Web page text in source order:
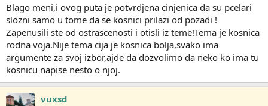
Blago meni,i ovog puta je potvrdjena cinjenica da su pcelari
slozni samo u tome da se kosnici prilazi od pozadi !
Zapenusili ste od ostrascenosti i otisli iz teme!Tema je kosnica
rodna voja.Nije tema cija je kosnica bolja,svako ima
argumente za svoj izbor,ajde da dozvolimo da neko ko ima tu
kosnicu napise nesto o njoj.
vuxsd